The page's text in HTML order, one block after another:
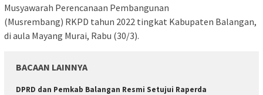
Musyawarah Perencanaan Pembangunan
(Musrembang) RKPD tahun 2022 tingkat Kabupaten Balangan,
di aula Mayang Murai, Rabu (30/3).
BACAAN LAINNYA
DPRD dan Pemkab Balangan Resmi Setujui Raperda